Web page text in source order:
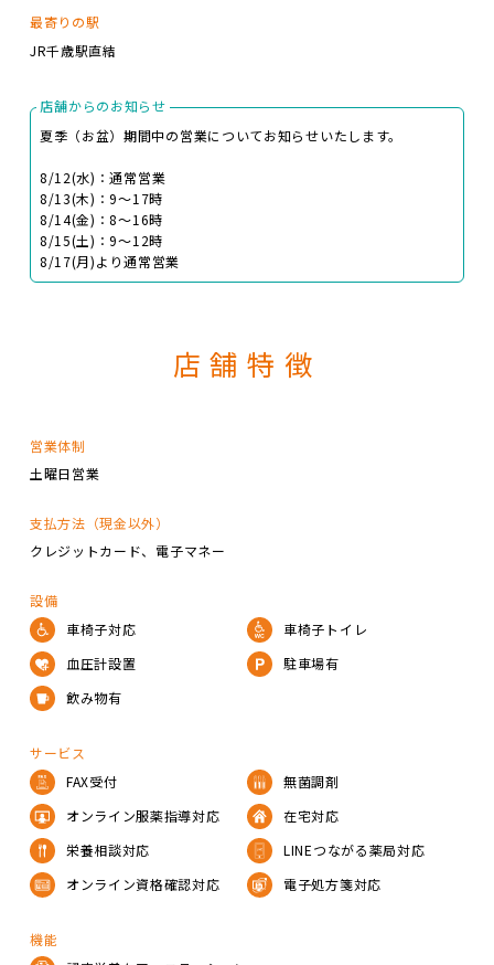
最寄りの駅
JR千歳駅直結
店舗からのお知らせ
夏季（お盆）期間中の営業についてお知らせいたします。
8/12(水)：通常営業
8/13(木)：9～17時
8/14(金)：8～16時
8/15(土)：9～12時
8/17(月)より通常営業
店舗特徴
営業体制
土曜日営業
支払方法（現金以外）
クレジットカード
電子マネー
設備
車椅子対応
車椅子トイレ
血圧計設置
駐車場有
飲み物有
サービス
FAX受付
無菌調剤
オンライン服薬指導対応
在宅対応
栄養相談対応
LINEつながる薬局対応
オンライン資格確認対応
電子処方箋対応
機能